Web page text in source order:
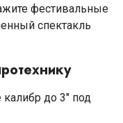
фестивальные
спектакль
до 3″ под